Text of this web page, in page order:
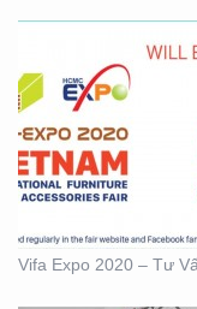
Vifa Expo 2020 – Tư
BOOTH KIM
(TARUJO) –
LÃMVIỆT BUILD